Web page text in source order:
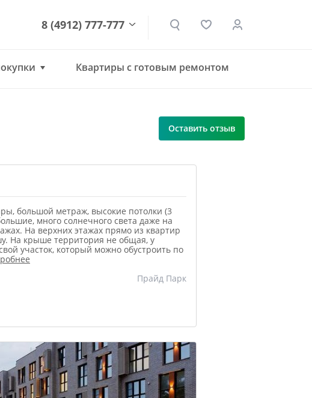
8 (4912) 777-777
Квартиры с готовым ремонтом
Оставить отзыв
большой метраж, высокие потолки (3
много солнечного света даже на
На верхних этажах прямо из квартир
На крыше территория не общая, у
участок, который можно обустроить по
Прайд Парк